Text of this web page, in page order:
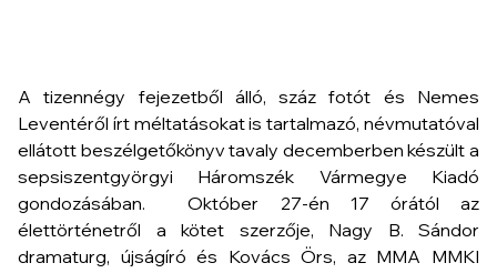
A tizennégy fejezetből álló, száz fotót és Nemes
Leventéről írt méltatásokat is tartalmazó, névmutatóval
ellátott beszélgetőkönyv tavaly decemberben készült a
sepsiszentgyörgyi Háromszék Vármegye Kiadó
gondozásában. Október 27-én 17 órától az
élettörténetről a kötet szerzője, Nagy B. Sándor
dramaturg, újságíró és Kovács Örs, az MMA MMKI